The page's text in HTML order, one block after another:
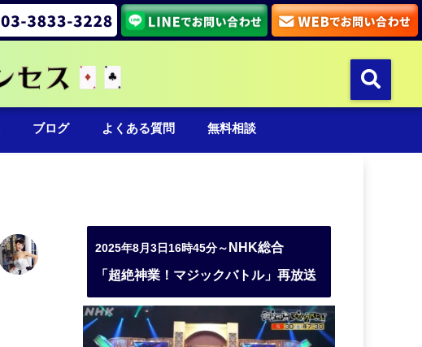
ブログ よくある質問 無料相談
2025年8月3日16時45分～ NHK総合
「超絶神業！マジックバトル」再放送